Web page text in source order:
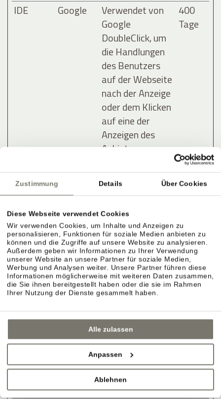
Zustimmung Details Über Cookies
Diese Webseite verwendet Cookies
Wir verwenden Cookies, um Inhalte und Anzeigen zu
personalisieren, Funktionen für soziale Medien anbieten zu
können und die Zugriffe auf unsere Website zu analysieren.
Außerdem geben wir Informationen zu Ihrer Verwendung
unserer Website an unsere Partner für soziale Medien,
Werbung und Analysen weiter. Unsere Partner führen diese
Informationen möglicherweise mit weiteren Daten zusammen,
die Sie ihnen bereitgestellt haben oder die sie im Rahmen
Ihrer Nutzung der Dienste gesammelt haben.
Alle zulassen
Anpassen
Ablehnen
IDE Google
Verwendet von
Google
DoubleClick, um
die Handlungen
des Benutzers
auf der Webseite
nach der Anzeige
oder dem Klicken
auf eine der
Anzeigen des
Anbieters zu
zu melden, mit
dem Zweck der
Wirksamkeit
einer Werbung
und der Anzeige
zielgerichteter
Werbung für den
Benutzer.
400
Tage
nalReferr Platform Nutzer die
Website erreicht
hat, indem seine
letzte URL-
Adresse
registriert wird.
ndig